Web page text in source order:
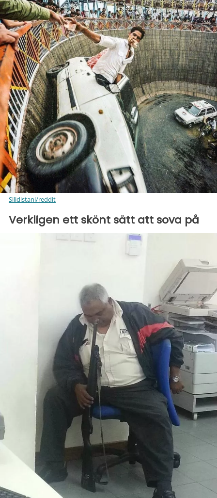
Silidistani/reddit
Verkligen ett skönt sätt att sova på